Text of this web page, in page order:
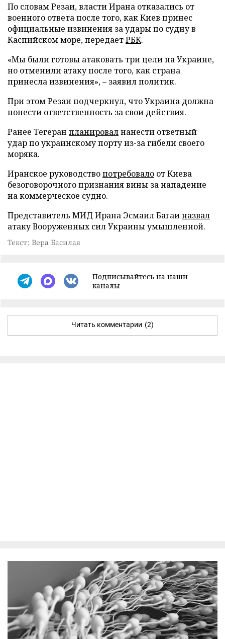
По словам Резаи, власти Ирана отказались от
военного ответа после того, как Киев принес
официальные извинения за удары по судну в
Каспийском море, передаетРБК.
«Мы были готовы атаковать три цели на Украине,
но отменили атаку после того, как страна
принесла извинения», – заявил политик.
При этом Резаи подчеркнул, что Украина должна
понести ответственность за свои действия.
Ранее Тегеран планировалнанести ответный
удар по украинскому порту из-за гибели своего
моряка.
Иранское руководствопотребовало от Киева
безоговорочного признания вины за нападение
на коммерческое судно.
Представитель МИД Ирана Эсмаил Багаиназвал
атаку Вооруженных сил Украины умышленной.
Текст: Вера Басилая
Подписывайтесь на наши
каналы
Читать комментарии (2)